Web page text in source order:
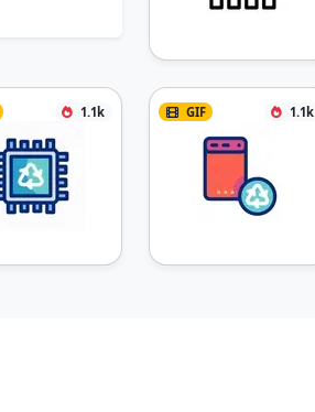
1.1k GIF 1.1k